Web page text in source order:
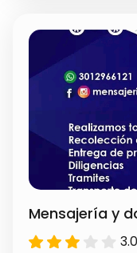
Mensajería y